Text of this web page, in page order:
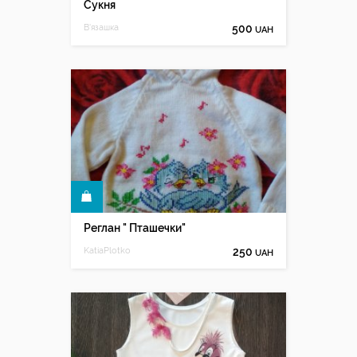
Сукня
В'язашка 500 UAH
Реглан " Пташечки"
KatiaPlotko 250 UAH